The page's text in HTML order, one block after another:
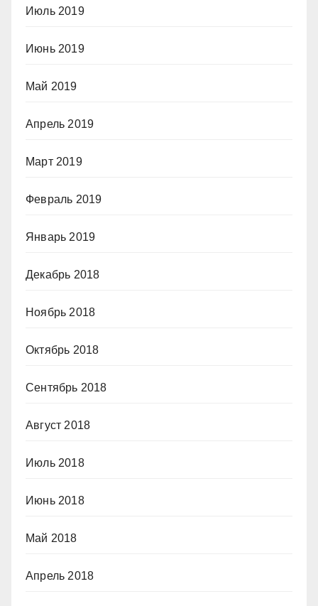
Июль 2019
Июнь 2019
Май 2019
Апрель 2019
Март 2019
Февраль 2019
Январь 2019
Декабрь 2018
Ноябрь 2018
Октябрь 2018
Сентябрь 2018
Август 2018
Июль 2018
Июнь 2018
Май 2018
Апрель 2018